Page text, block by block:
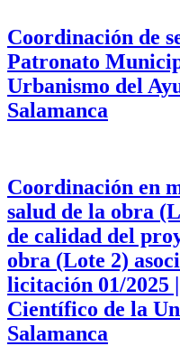
Coordinación de
Patronato
Urbanismo del
Salamanca
Coordinación en
salud de la obra
de calidad del
obra (Lote 2)
licitación 01/2025
Científico de la
Salamanca